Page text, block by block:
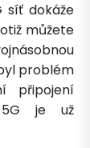
síť dokáže
můžete
problém
připojení
5G je už